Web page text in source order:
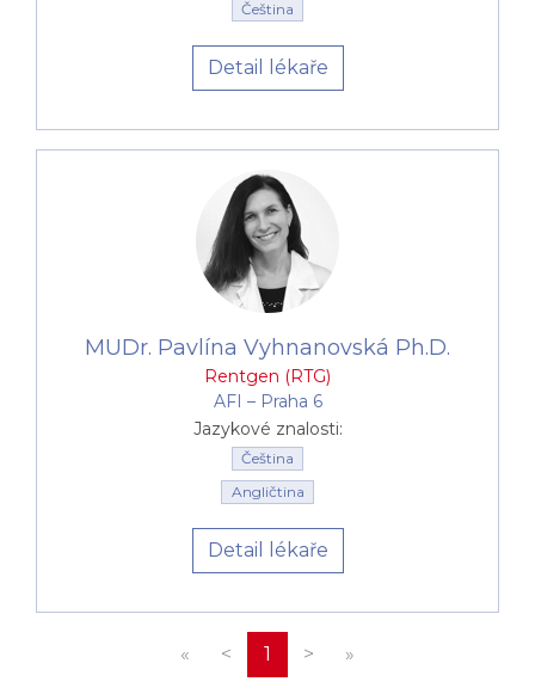
Čeština
Detail lékaře
MUDr. Pavlína Vyhnanovská Ph.D.
Rentgen (RTG)
AFI –⁠⁠⁠⁠⁠⁠ Praha 6
Jazykové znalosti:
Čeština
Angličtina
Detail lékaře
« < 1 > »